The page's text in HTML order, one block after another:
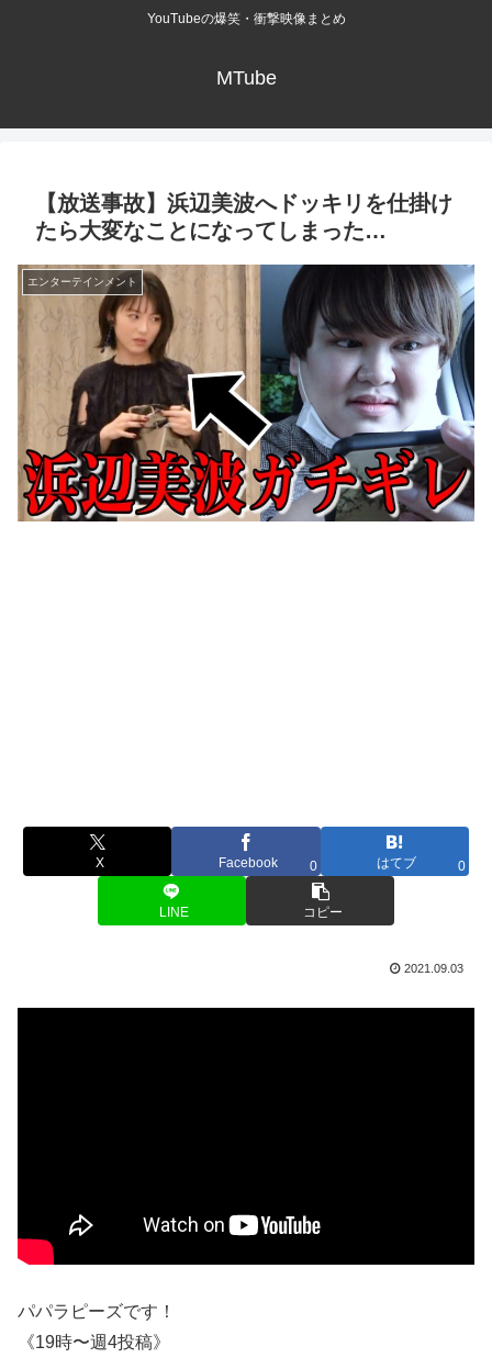
YouTubeの爆笑・衝撃映像まとめ
MTube
【放送事故】浜辺美波へドッキリを仕掛け
たら大変なことになってしまった…
エンターテインメント
X Facebook 0 はてブ 0
LINE コピー
2021.09.03
パパラピーズです！
《19時〜週4投稿》